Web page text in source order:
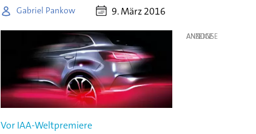
Gabriel Pankow 9. März 2016
Vor IAA-Weltpremiere
ANZEIGE